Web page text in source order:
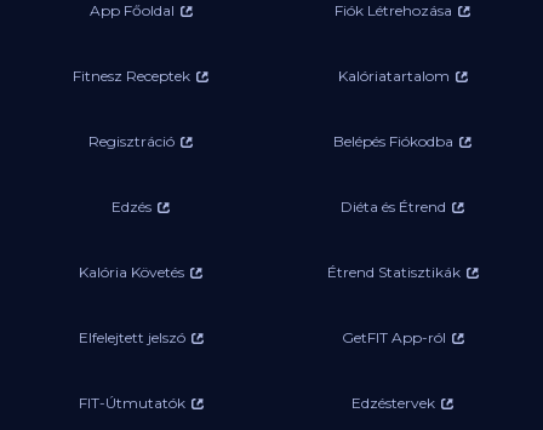
App Főoldal Fiók Létrehozása
Fitnesz Receptek Kalóriatartalom
Regisztráció Belépés Fiókodba
Edzés Diéta és Étrend
Kalória Követés Étrend Statisztikák
Elfelejtett jelszó GetFIT App-ról
FIT-Útmutatók Edzéstervek